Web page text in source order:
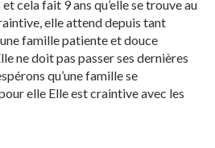
cela fait 9 ans qu’elle se trouve au
elle attend depuis tant
famille patiente et douce
ne doit pas passer ses dernières
qu’une famille se
elle Elle est craintive avec les